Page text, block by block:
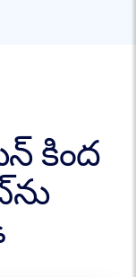
కింద